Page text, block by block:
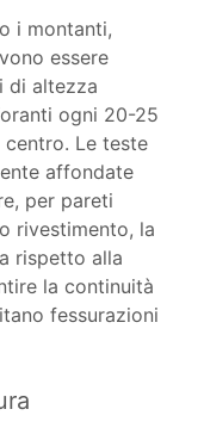
i montanti,
essere
di altezza
ogni 20-25
Le teste
affondate
per pareti
rivestimento, la
rispetto alla
la continuità
fessurazioni